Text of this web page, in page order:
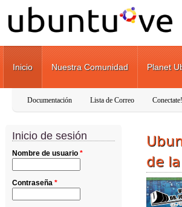
Pasar al contenido principal
Inicio Nuestra Comunidad Planet
Documentación Lista de Correo
Inicio de sesión
Nombre de usuario *
Contraseña *
de la